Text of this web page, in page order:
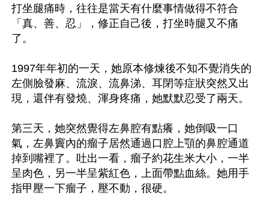
打坐腿痛時，往往是當天有什麼事情做得不符合
「真、善、忍」，修正自己後，打坐時腿又不痛
了。
1997年年初的一天，她原本修煉後不知不覺消失的
左側臉發麻、流淚、流鼻涕、耳閉等症狀突然又出
現，還伴有發燒、渾身疼痛，她默默忍受了兩天。
第三天，她突然覺得左鼻腔有點癢，她倒吸一口
氣，左鼻竇內的瘤子居然通過口腔上顎的鼻腔通道
掉到嘴裡了。吐出一看，瘤子約花生米大小，一半
呈肉色，另一半呈紫紅色，上面帶點血絲。她用手
指甲壓一下瘤子，壓不動，很硬。